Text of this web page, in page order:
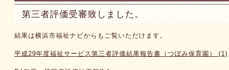
第三者評価受審致しました。
結果は横浜市福祉ナビからもご覧いただけます。
平成29年度福祉サービス第三者評価結果報告書（つぼみ保育園） (1)